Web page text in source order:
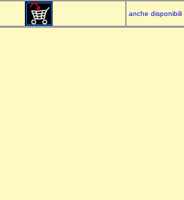
anche disponibili